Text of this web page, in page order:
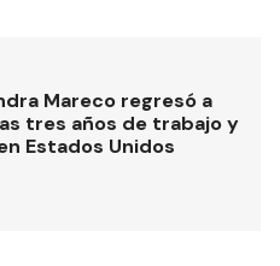
Mareco regresó a
tres años de trabajo y
Estados Unidos